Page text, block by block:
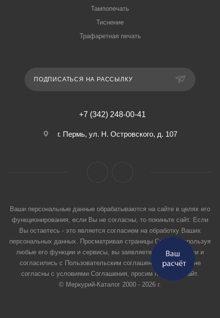
Тампопечать
Тиснение
Трафаретная печать
ПОДПИСАТЬСЯ НА РАССЫЛКУ
+7 (342) 248-00-41
г. Пермь, ул. Н. Островского, д. 107
Ваши персональные данные обрабатываются на сайте в целях его
функционирования, если Вы не согласны, то покиньте сайт. Если
Вы остаетесь - это является согласием на обработку Ваших
персональных данных. Просматривая страницы Сайта и используя
любые его функции и сервисы, вы заявляете, что прочитали и
согласились с Пользовательским соглашением. Если вы не
согласны с условиями Соглашения, просим покинуть Сайт.
© Меркурий-Каталог 2000 - 2026 г.